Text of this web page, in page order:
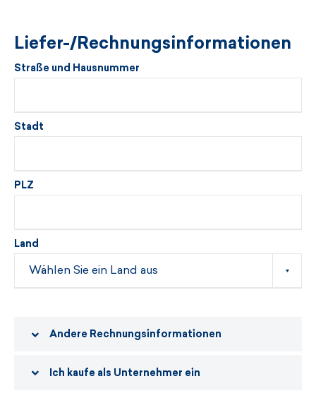
Liefer-/Rechnungsinformationen
Straße und Hausnummer
Stadt
PLZ
Land
Andere Rechnungsinformationen
Ich kaufe als Unternehmer ein